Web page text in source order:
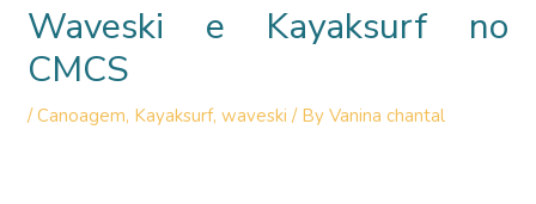
Waveski e Kayaksurf no
CMCS
/Canoagem, Kayaksurf,waveski / ByVanina chantal